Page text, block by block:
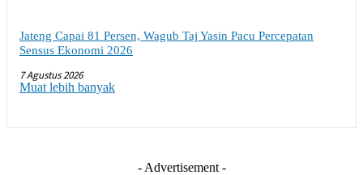
Jateng Capai 81 Persen, Wagub Taj Yasin Pacu Percepatan
Sensus Ekonomi 2026
7 Agustus 2026
Muat lebih banyak
- Advertisement -